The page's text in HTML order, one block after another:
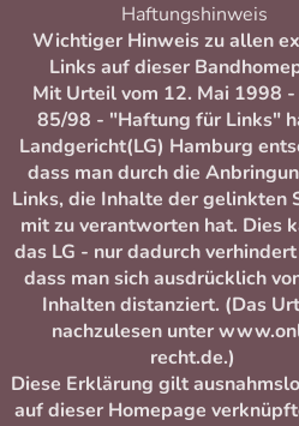
Haftungshinweis
Wichtiger Hinweis zu allen
Links auf dieser
Mit Urteil vom 12. Mai 1998
85/98 - "Haftung für Links"
Landgericht(LG) Hamburg
dass man durch die
Links, die Inhalte der gelinkten
mit zu verantworten hat. Dies
das LG - nur dadurch
dass man sich ausdrücklich
Inhalten distanziert. (Das
nachzulesen unter
recht.de.)
Diese Erklärung gilt
auf dieser Homepage